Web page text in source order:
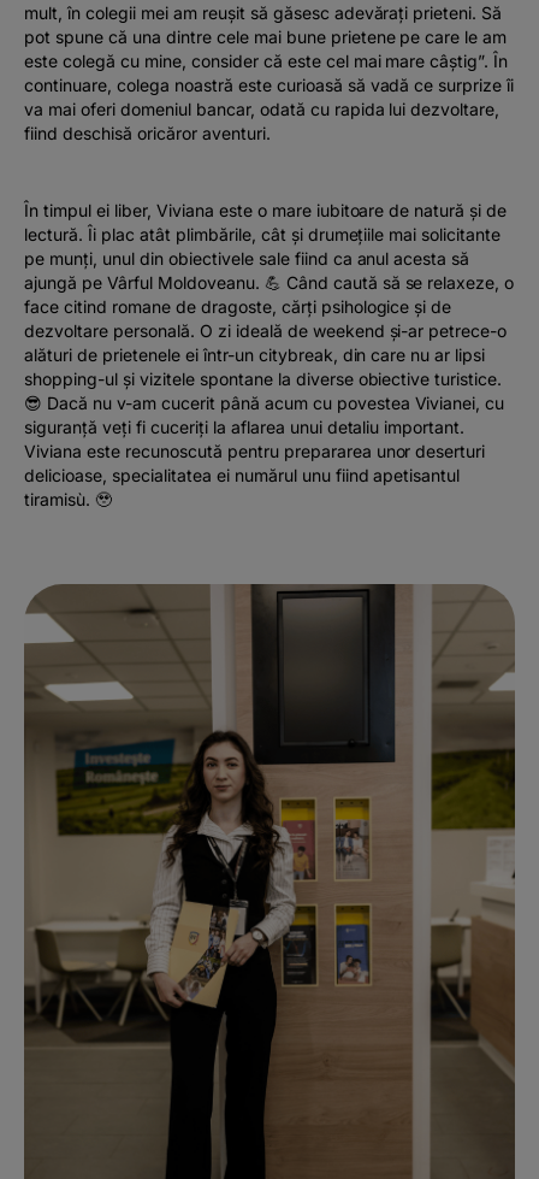
mult, în colegii mei am reușit să găsesc adevărați prieteni. Să
pot spune că una dintre cele mai bune prietene pe care le am
este colegă cu mine, consider că este cel mai mare câștig”. În
continuare, colega noastră este curioasă să vadă ce surprize îi
va mai oferi domeniul bancar, odată cu rapida lui dezvoltare,
fiind deschisă oricăror aventuri.
În timpul ei liber, Viviana este o mare iubitoare de natură și de
lectură. Îi plac atât plimbările, cât și drumețiile mai solicitante
pe munți, unul din obiectivele sale fiind ca anul acesta să
ajungă pe Vârful Moldoveanu. 💪 Când caută să se relaxeze, o
face citind romane de dragoste, cărți psihologice și de
dezvoltare personală. O zi ideală de weekend și-ar petrece-o
alături de prietenele ei într-un citybreak, din care nu ar lipsi
shopping-ul și vizitele spontane la diverse obiective turistice.
😎 Dacă nu v-am cucerit până acum cu povestea Vivianei, cu
siguranță veți fi cuceriți la aflarea unui detaliu important.
Viviana este recunoscută pentru prepararea unor deserturi
delicioase, specialitatea ei numărul unu fiind apetisantul
tiramisù. 🥹